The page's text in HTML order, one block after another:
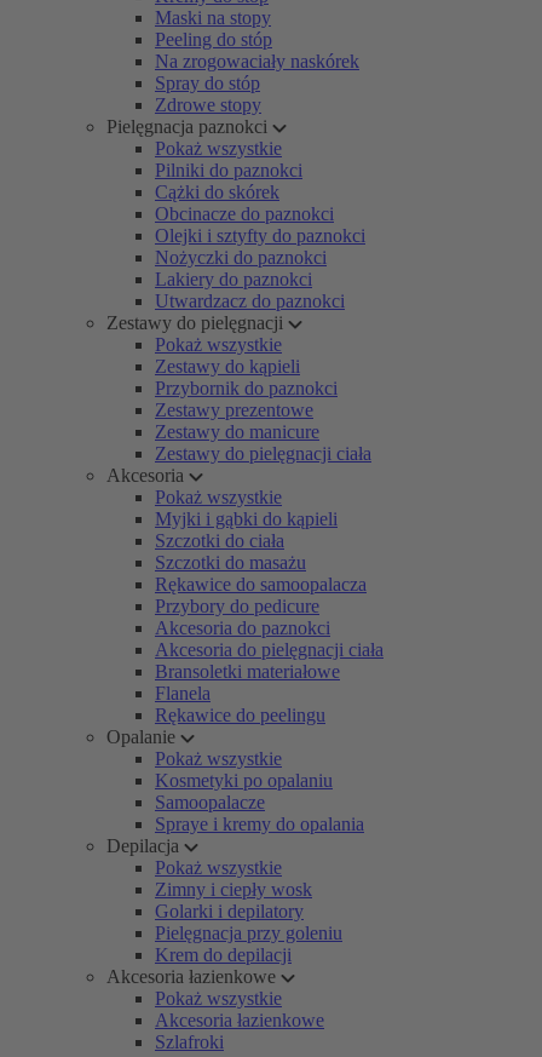
Maski na stopy
Peeling do stóp
Na zrogowaciały naskórek
Spray do stóp
Zdrowe stopy
Pielęgnacja paznokci
Pokaż wszystkie
Pilniki do paznokci
Cążki do skórek
Obcinacze do paznokci
Olejki i sztyfty do paznokci
Nożyczki do paznokci
Lakiery do paznokci
Utwardzacz do paznokci
Zestawy do pielęgnacji
Pokaż wszystkie
Zestawy do kąpieli
Przybornik do paznokci
Zestawy prezentowe
Zestawy do manicure
Zestawy do pielęgnacji ciała
Akcesoria
Pokaż wszystkie
Myjki i gąbki do kąpieli
Szczotki do ciała
Szczotki do masażu
Rękawice do samoopalacza
Przybory do pedicure
Akcesoria do paznokci
Akcesoria do pielęgnacji ciała
Bransoletki materiałowe
Flanela
Rękawice do peelingu
Opalanie
Pokaż wszystkie
Kosmetyki po opalaniu
Samoopalacze
Spraye i kremy do opalania
Depilacja
Pokaż wszystkie
Zimny i ciepły wosk
Golarki i depilatory
Pielęgnacja przy goleniu
Krem do depilacji
Akcesoria łazienkowe
Pokaż wszystkie
Akcesoria łazienkowe
Szlafroki